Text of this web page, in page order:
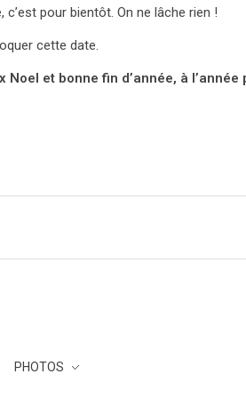
pour bientôt. On ne lâche rien !
cette date.
Noel et bonne fin d’année, à l’année
PHOTOS